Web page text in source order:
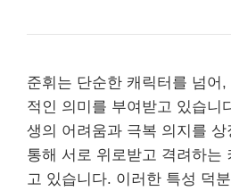
준휘는 단순한 캐릭터를 넘어
적인 의미를 부여받고 있습니
생의 어려움과 극복 의지를
통해 서로 위로받고 격려하는
고 있습니다. 이러한 특성 덕